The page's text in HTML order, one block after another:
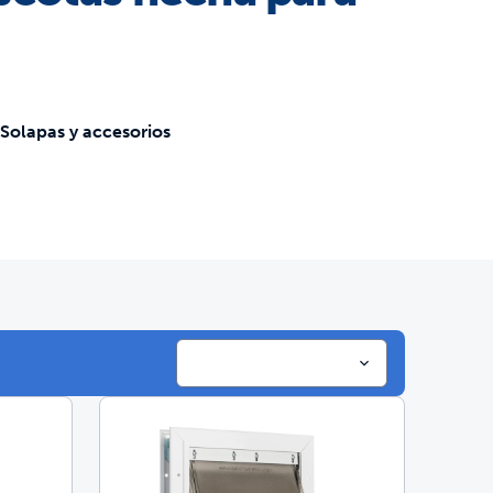
mejor
construidas para durar
Solapas y accesorios